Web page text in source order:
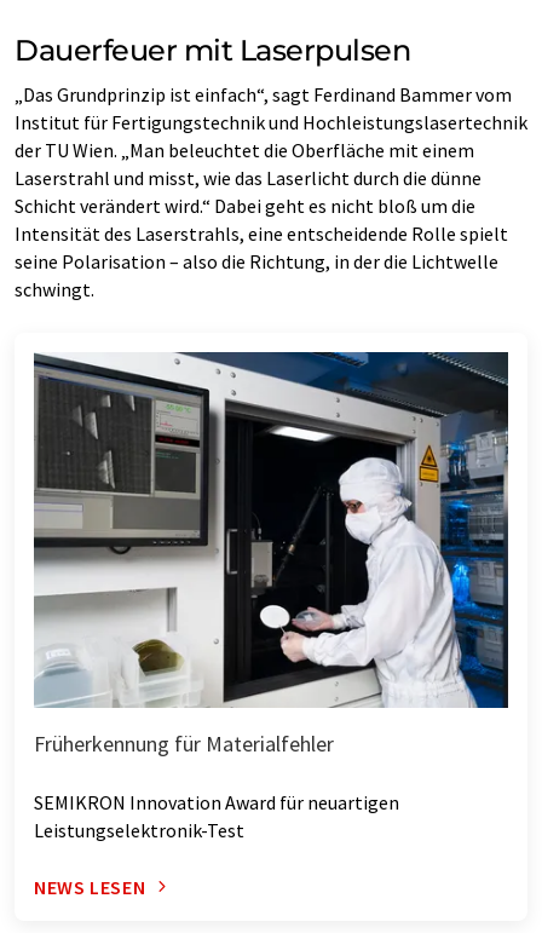
Dauerfeuer mit Laserpulsen
„Das Grundprinzip ist einfach“, sagt Ferdinand Bammer vom
Institut für Fertigungstechnik und Hochleistungslasertechnik
der TU Wien. „Man beleuchtet die Oberfläche mit einem
Laserstrahl und misst, wie das Laserlicht durch die dünne
Schicht verändert wird.“ Dabei geht es nicht bloß um die
Intensität des Laserstrahls, eine entscheidende Rolle spielt
seine Polarisation – also die Richtung, in der die Lichtwelle
schwingt.
Früherkennung für Materialfehler
SEMIKRON Innovation Award für neuartigen
Leistungselektronik-Test
NEWS LESEN